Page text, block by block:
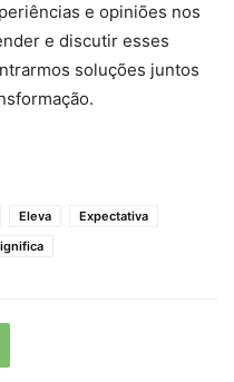
e opiniões nos
e discutir esses
soluções juntos
Eleva
Expectativa